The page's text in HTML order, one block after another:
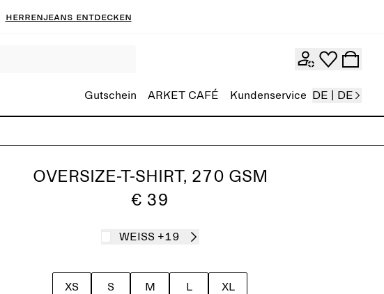
Herrenjeans entdecken
Gutschein ARKET CAFÉ Kundenservice DE | DE
OVERSIZE-T-SHIRT, 270 GSM
€ 39
WEISS +19
XS S M L XL